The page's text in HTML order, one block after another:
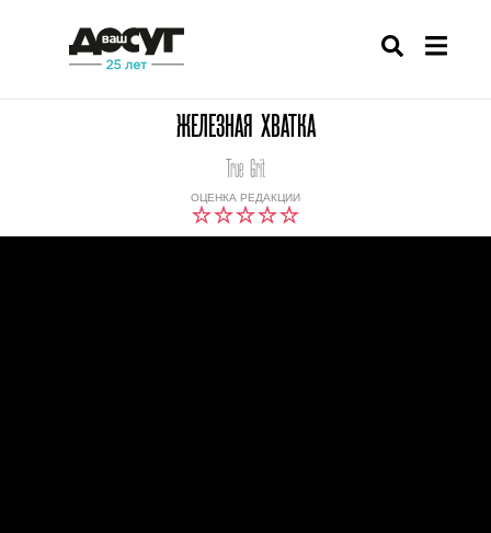
ЖЕЛЕЗНАЯ ХВАТКА
ОЦЕНКА РЕДАКЦИИ
True Grit